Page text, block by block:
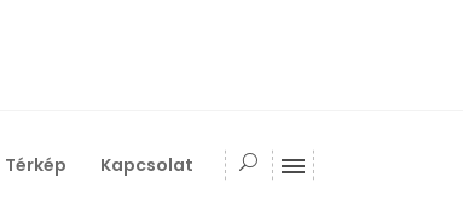
Térkép Kapcsolat